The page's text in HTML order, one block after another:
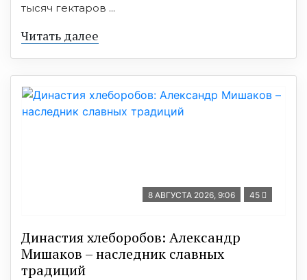
тысяч гектаров ...
Читать далее
8 АВГУСТА 2026, 9:06 45
Династия хлеборобов: Александр
Мишаков – наследник славных
традиций